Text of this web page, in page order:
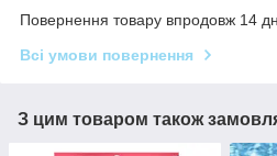
Повернення товару впродовж 14
Всі умови повернення
З цим товаром також